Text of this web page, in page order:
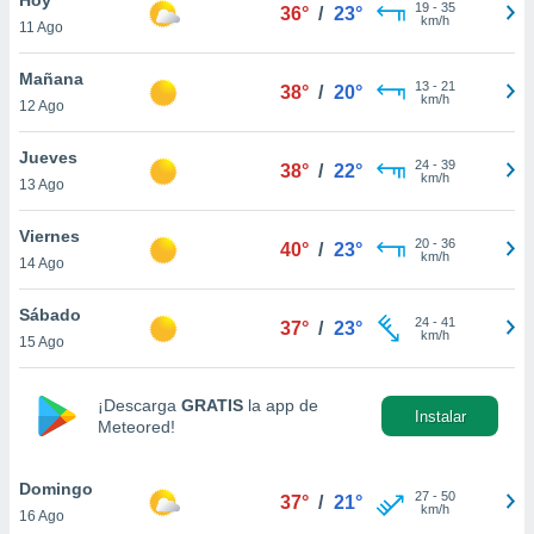
y
en
más
de
cookies
aceptar
11 Ago
36° / 23° 19- 35
km/h
Mañana
12 Ago
38° / 20° 13- 21
km/h
Jueves
13 Ago
38° / 22° 24- 39
km/h
Viernes
14 Ago
40° / 23° 20- 36
km/h
Sábado
15 Ago
37° / 23° 24- 41
km/h
¡Descarga GRATIS la app de
Meteored!
Instalar
Domingo
16 Ago
37° / 21° 27- 50
km/h